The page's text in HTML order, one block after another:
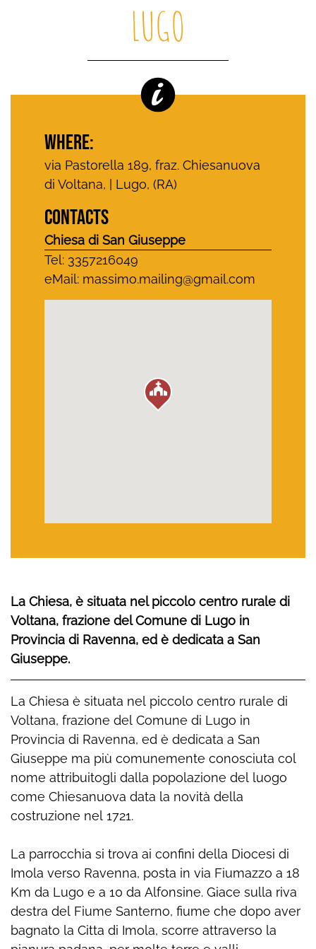
LUGO
WHERE:
via Pastorella 189, fraz. Chiesanuova
di Voltana, | Lugo, (RA)
CONTACTS
Chiesa di San Giuseppe
Tel: 3357216049
eMail: massimo.mailing@gmail.com
La Chiesa, è situata nel piccolo centro rurale di
Voltana, frazione del Comune di Lugo in
Provincia di Ravenna, ed è dedicata a San
Giuseppe.
La Chiesa è situata nel piccolo centro rurale di
Voltana, frazione del Comune di Lugo in
Provincia di Ravenna, ed è dedicata a San
Giuseppe ma più comunemente conosciuta col
nome attribuitogli dalla popolazione del luogo
come Chiesanuova data la novità della
costruzione nel 1721.
La parrocchia si trova ai confini della Diocesi di
Imola verso Ravenna, posta in via Fiumazzo a 18
Km da Lugo e a 10 da Alfonsine. Giace sulla riva
destra del Fiume Santerno, fiume che dopo aver
bagnato la Citta di Imola, scorre attraverso la